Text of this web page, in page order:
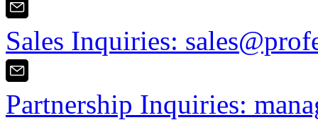
Sales Inquiries:
Partnership Inquiries: